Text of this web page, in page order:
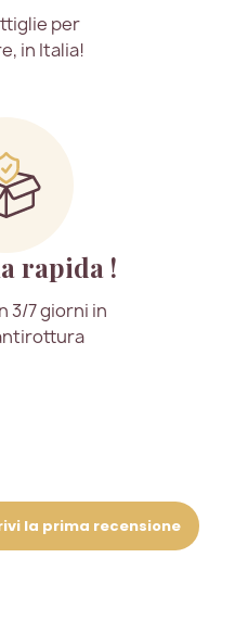
per
in Italia!
rapida !
3/7 giorni in
la prima recensione